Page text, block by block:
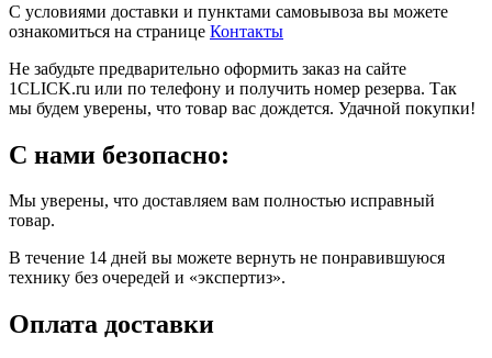
С условиями доставки и пунктами самовывоза вы можете
ознакомиться на странице Контакты
Не забудьте предварительно оформить заказ на сайте
1CLICK.ru или по телефону и получить номер резерва. Так
мы будем уверены, что товар вас дождется. Удачной покупки!
С нами безопасно:
Мы уверены, что доставляем вам полностью исправный
товар.
В течение 14 дней вы можете вернуть не понравившуюся
технику без очередей и «экспертиз».
Оплата доставки